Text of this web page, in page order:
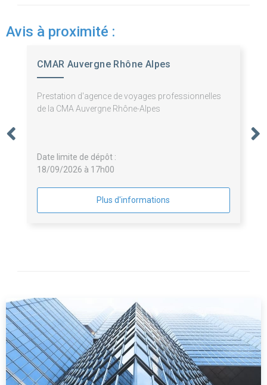
Avis à proximité :
CMAR Auvergne Rhône Alpes
Prestation d'agence de voyages professionnelles
de la CMA Auvergne Rhône-Alpes
Date limite de dépôt :
18/09/2026 à 17h00
Plus d'informations